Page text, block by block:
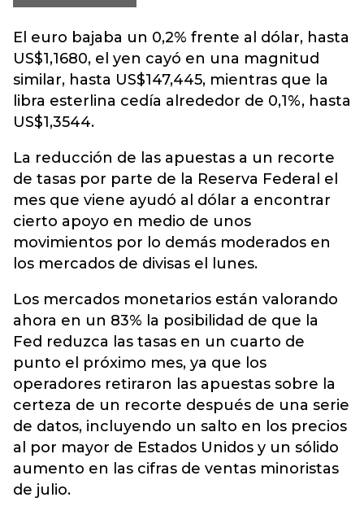
El euro bajaba un 0,2% frente al dólar, hasta
US$1,1680, el yen cayó en una magnitud
similar, hasta US$147,445, mientras que la
libra esterlina cedía alrededor de 0,1%, hasta
US$1,3544.
La reducción de las apuestas a un recorte
de tasas por parte de la Reserva Federal el
mes que viene ayudó al dólar a encontrar
cierto apoyo en medio de unos
movimientos por lo demás moderados en
los mercados de divisas el lunes.
Los mercados monetarios están valorando
ahora en un 83% la posibilidad de que la
Fed reduzca las tasas en un cuarto de
punto el próximo mes, ya que los
operadores retiraron las apuestas sobre la
certeza de un recorte después de una serie
de datos, incluyendo un salto en los precios
al por mayor de Estados Unidos y un sólido
aumento en las cifras de ventas minoristas
de julio.